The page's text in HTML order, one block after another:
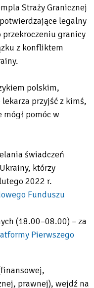
Straży Granicznej
legalny
przekroczeniu granicy
z konfliktem
polskim,
przyjść z kimś,
pomóc w
świadczeń
którzy
2022 r.
Funduszu
(18.00–08.00) – za
Pierwszego
prawnej), wejdź na